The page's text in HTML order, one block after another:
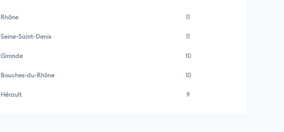
Rhône 11
Seine-Saint-Denis 11
Gironde 10
Bouches-du-Rhône 10
Hérault 9